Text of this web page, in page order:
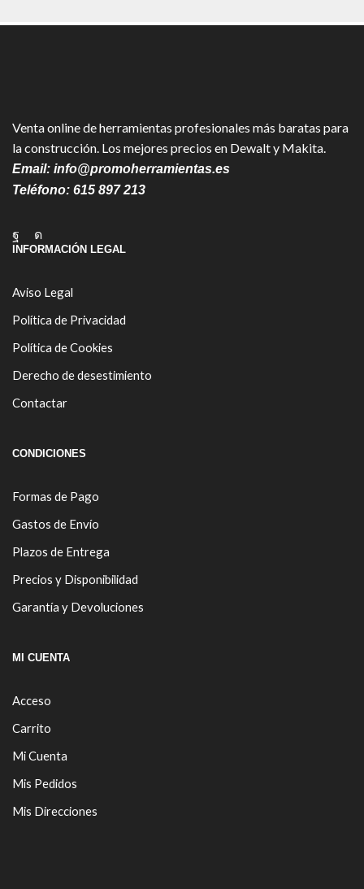
Venta online de herramientas profesionales más baratas para
la construcción. Los mejores precios en Dewalt y Makita.
Email: info@promoherramientas.es
Teléfono: 615 897 213
Facebook
Instagram
INFORMACIÓN LEGAL
Aviso Legal
Política de Privacidad
Política de Cookies
Derecho de desestimiento
Contactar
CONDICIONES
Formas de Pago
Gastos de Envío
Plazos de Entrega
Precios y Disponibilidad
Garantía y Devoluciones
MI CUENTA
Acceso
Carrito
Mi Cuenta
Mis Pedidos
Mis Direcciones